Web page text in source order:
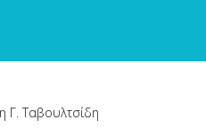
Γ. Ταβουλτσίδη